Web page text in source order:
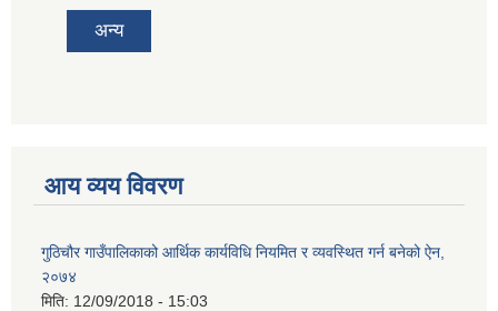
अन्य
आय व्यय विवरण
गुठिचौर गाउँपालिकाको आर्थिक कार्यविधि नियमित र व्यवस्थित गर्न बनेको ऐन,
२०७४
मिति: 12/09/2018 - 15:03